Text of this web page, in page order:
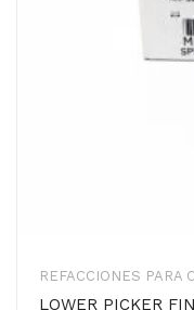
REFACCIONES PARA
LOWER PICKER